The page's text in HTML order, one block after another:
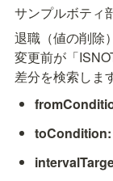
サンプルボティ
退職（値の削除
変更前が「
差分を検索しま
toCondition: